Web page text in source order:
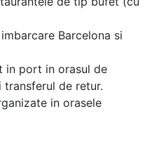
Barcelona si
in port in orasul de
transferul de retur.
in orasele